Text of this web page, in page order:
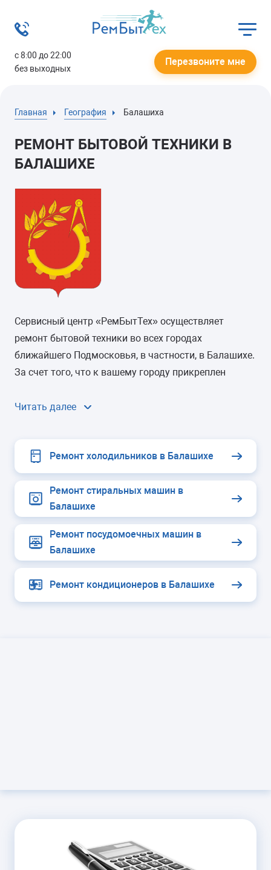
с 8:00 до 22:00
без выходных
Перезвоните мне
Главная География Балашиха
РЕМОНТ БЫТОВОЙ ТЕХНИКИ В
БАЛАШИХЕ
Сервисный центр «РемБытТех» осуществляет
ремонт бытовой техники во всех городах
ближайшего Подмосковья, в частности, в Балашихе.
За счет того, что к вашему городу прикреплен
устранена в кратчайшие сроки – в течение 24 часов
видах бытовой техники:
Читать далее
Ремонт холодильников в Балашихе
Ремонт стиральных машин в
Балашихе
Ремонт посудомоечных машин в
Балашихе
Ремонт кондиционеров в Балашихе